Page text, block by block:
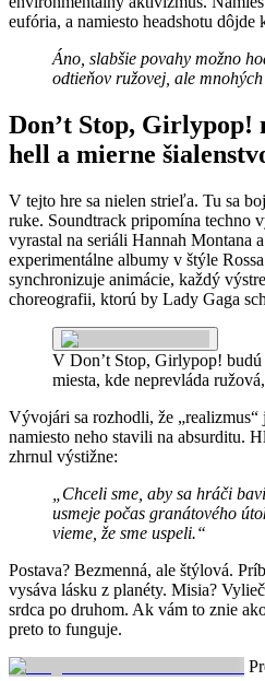
eufória, a namiesto headshotu
Áno, slabšie povahy možno
odtieňov ružovej, ale
Don’t Stop, Girlypop!
hell a mierne
V tejto hre sa nielen strieľa. Tu sa
ruke. Soundtrack pripomína techno
vyrastal na seriáli Hannah Montana
experimentálne albumy v štýle
synchronizuje animácie, každý
choreografii, ktorú by Lady Gaga
V Don’t Stop, Girlypop! budú
miesta, kde neprevláda
Vývojári sa rozhodli, že
namiesto neho stavili na absurditu.
zhrnul výstižne:
„Chceli sme, aby sa hráči
usmeje počas granátového
vieme, že sme uspeli.“
Postava? Bezmenná, ale štýlová.
vysáva lásku z planéty. Misia?
srdca po druhom. Ak vám to znie
preto to funguje.